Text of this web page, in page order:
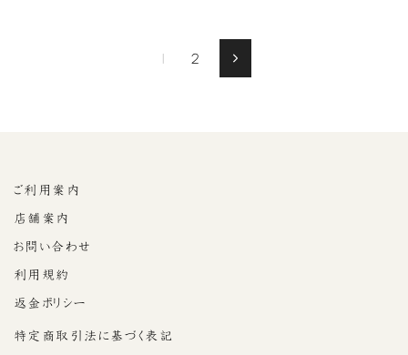
1 2 Next
ご利用案内
店舗案内
お問い合わせ
利用規約
返金ポリシー
特定商取引法に基づく表記